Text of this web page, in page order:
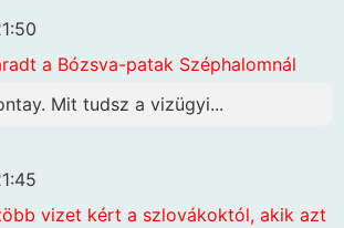
a Bózsva-patak Széphalomnál
Mit tudsz a vizügyi...
vizet kért a szlovákoktól, akik azt